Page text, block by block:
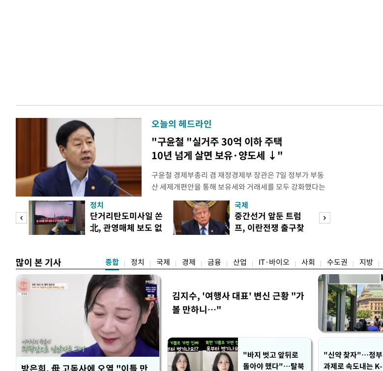
오늘의 헤드라인
"구윤철 "실거주 30억 이하 주택
10년 넘게 살면 보유·양도세 ↓"
구윤철 경제부총리 겸 재정경제부 장관은 7일 정부가 부동
산 세제개편안을 통해 보유세와 거래세를 모두 강화했다는
지적에 대해 "사는(실거주) 30억원 이하 주택은 보유세도 줄
어들고 나중에 팔 때 양도세도 줄어든다"고 설명했다. 구 부
총리는 이날 오전 MBC 라디오 '김종배의 시선집중'과의 인
터뷰에서 "이게(30억원 이하 주택이) 99% 정도 된다.
정치
단거리탄도미사일 쏜
北, 관영매체 보도 없
국제
중간선거 앞둔 트럼
프, 이란전쟁 출구찾
많이 본 기사 종합 정치 국제 경제 금융 산업 IT·바이오 사회 수도권 지방
방은희, 母 고독사에 오열 "이틀 만
김지수, '여행사 대표' 변신 근황 "가
볼 만하니…"
"바지 벗고 앞뒤로
돌아야 했다"…탈북
"신약 찾자"…정부
과제로 속도내는 K-